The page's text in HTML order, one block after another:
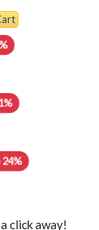
24%
click away!